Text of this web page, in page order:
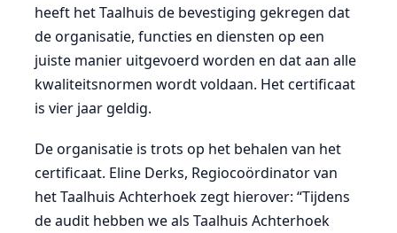
heeft het Taalhuis de bevestiging gekregen dat
de organisatie, functies en diensten op een
juiste manier uitgevoerd worden en dat aan alle
kwaliteitsnormen wordt voldaan. Het certificaat
is vier jaar geldig.
De organisatie is trots op het behalen van het
certificaat. Eline Derks, Regiocoördinator van
het Taalhuis Achterhoek zegt hierover: “Tijdens
de audit hebben we als Taalhuis Achterhoek